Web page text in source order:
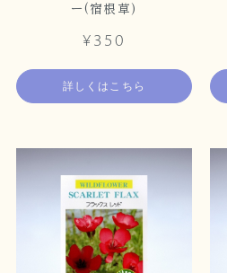
ー(宿根草)
¥350
詳しくはこちら